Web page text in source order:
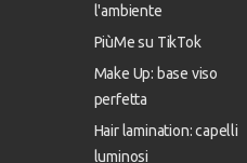
l'ambiente
PiùMe su TikTok
Make Up: base viso
perfetta
Hair lamination: capelli
luminosi